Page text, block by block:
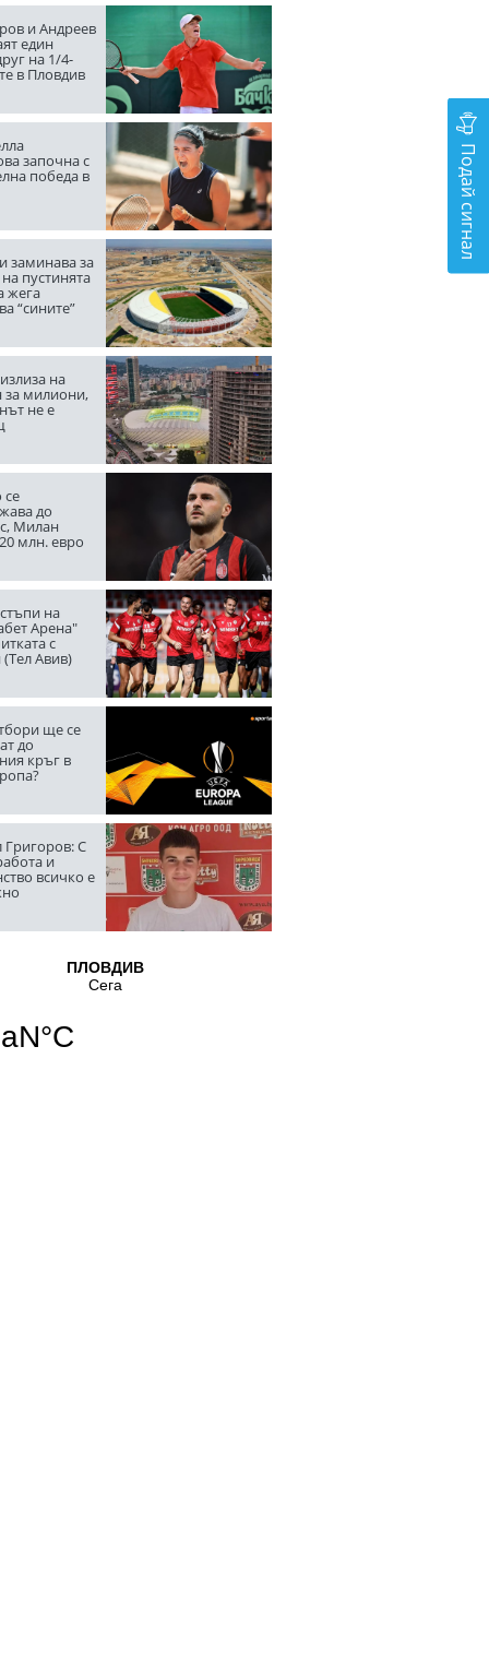
и Андреев
един
на 1/4-
в Пловдив
започна с
победа в
заминава за
пустинята
жега
“сините”
на
за милиони,
не е
се
до
Милан
млн. евро
на
Арена"
с
Авив)
ще се
до
кръг в
Григоров: С
и
всичко е
Подай сигнал